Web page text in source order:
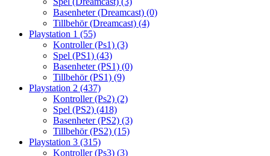
Basenheter (Dreamcast) (0)
Tillbehör (Dreamcast) (4)
Playstation 1 (55)
Kontroller (Ps1) (3)
Spel (PS1) (43)
Basenheter (PS1) (0)
Tillbehör (PS1) (9)
Playstation 2 (437)
Kontroller (Ps2) (2)
Spel (PS2) (418)
Basenheter (PS2) (3)
Tillbehör (PS2) (15)
Playstation 3 (315)
Kontroller (Ps3) (3)